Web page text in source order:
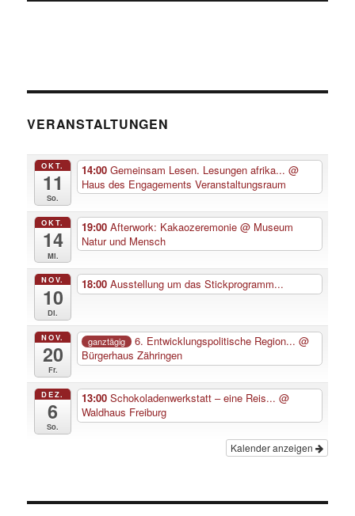
VERANSTALTUNGEN
OKT.
11
So.
14:00Gemeinsam Lesen. Lesungen afrika...@
Haus des Engagements Veranstaltungsraum
OKT.
14
Mi.
19:00Afterwork: Kakaozeremonie@ Museum
Natur und Mensch
NOV.
10
Di.
18:00Ausstellung um das Stickprogramm...
NOV.
20
Fr.
ganztägig 6. Entwicklungspolitische Region... @
Bürgerhaus Zähringen
DEZ.
6
So.
13:00Schokoladenwerkstatt – eine Reis...@
Waldhaus Freiburg
Kalender anzeigen